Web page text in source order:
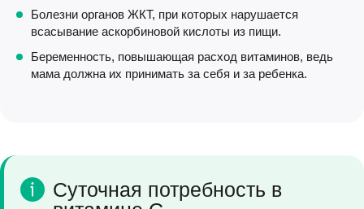
Болезни органов ЖКТ, при которых нарушается
всасывание аскорбиновой кислоты из пищи.
Беременность, повышающая расход витаминов, ведь
мама должна их принимать за себя и за ребенка.
Суточная потребность в